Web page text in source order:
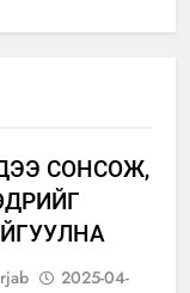
СОНСОЖ,
2025-04-